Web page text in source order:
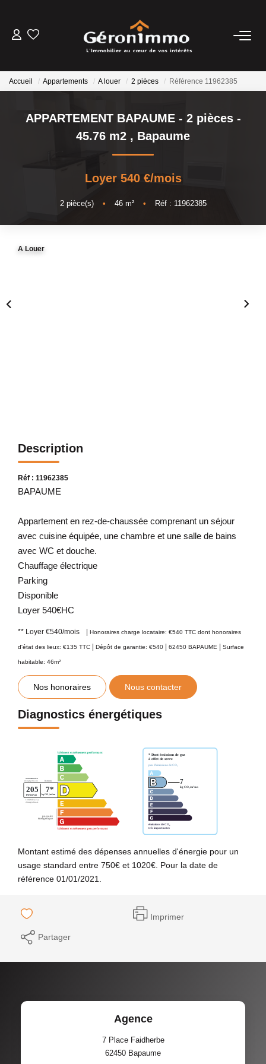
GESTION LOCATIVE
NOTRE AGENCE
Accueil Appartements A louer 2 pièces Référence 11962385
APPARTEMENT BAPAUME - 2 pièces -
45.76 m2 , Bapaume
Loyer 540 €/mois
2pièce(s) • 46m² • Réf : 11962385
A Louer
Description
Réf : 11962385
BAPAUME
Appartement en rez-de-chaussée comprenant un séjour
avec cuisine équipée, une chambre et une salle de bains
avec WC et douche.
Chauffage électrique
Parking
Disponible
Loyer 540€HC
** Loyer €540/mois | Honoraires charge locataire: €540 TTC dont honoraires
d'état des lieux: €135 TTC | Dépôt de garantie: €540 | 62450 BAPAUME | Surface
habitable: 46m²
Nos honoraires Nous contacter
Diagnostics énergétiques
Montant estimé des dépenses annuelles d'énergie pour un
usage standard entre 750€ et 1020€. Pour la date de
référence 01/01/2021.
Imprimer
Partager
Agence
7 Place Faidherbe
62450 Bapaume